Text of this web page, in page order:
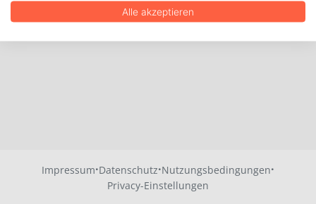
Impressum·Datenschutz·Nutzungsbedingungen·
Privacy-Einstellungen
Alle akzeptieren